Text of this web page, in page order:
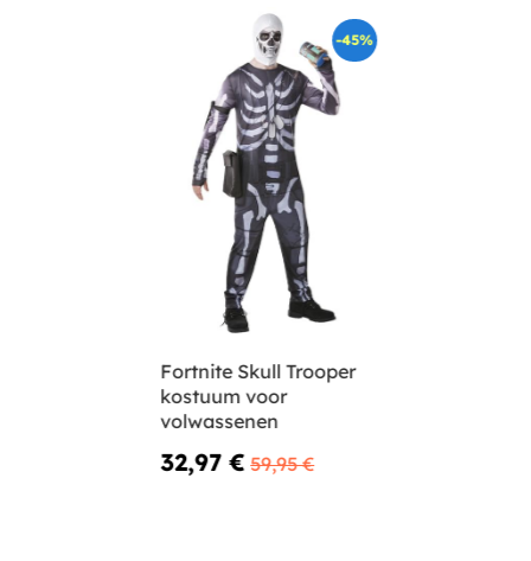
-45%
Fortnite Skull Trooper
kostuum voor
volwassenen
32,97 € 59,95 €